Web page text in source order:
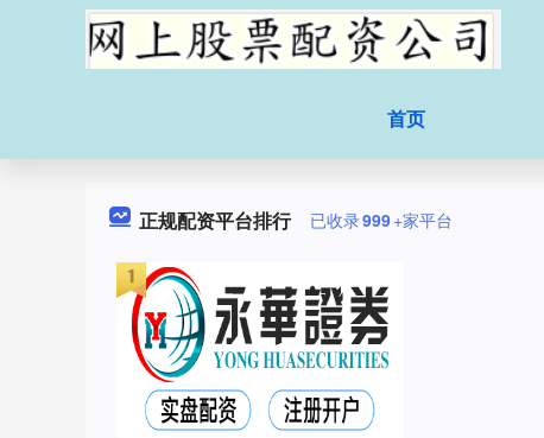
首页
正规配资平台排行 已收录999+家平台